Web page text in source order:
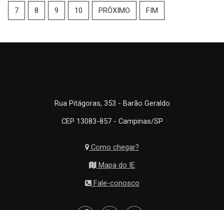
7 8 9 10 PRÓXIMO FIM
Rua Pitágoras, 353 - Barão Geraldo
CEP 13083-857 - Campinas/SP
Como chegar?
Mapa do IE
Fale-conosco